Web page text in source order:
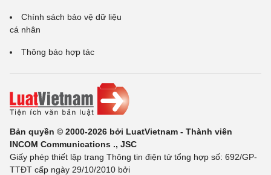
Chính sách bảo vệ dữ liệu
cá nhân
Thông báo hợp tác
Bản quyền © 2000-2026 bởi LuatVietnam - Thành viên
INCOM Communications ., JSC
Giấy phép thiết lập trang Thông tin điện tử tổng hợp số: 692/GP-
TTĐT cấp ngày 29/10/2010 bởi